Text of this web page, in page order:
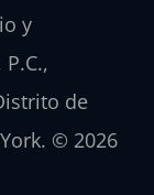
y
de
© 2026